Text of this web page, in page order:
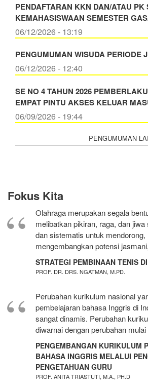
PENDAFTARAN KKN DAN/ATAU PK
KEMAHASISWAAN SEMESTER
06/12/2026 - 13:19
PENGUMUMAN WISUDA PERIODE
06/12/2026 - 12:40
SE NO 4 TAHUN 2026
EMPAT PINTU AKSES KELUAR
06/09/2026 - 19:44
PENGUMUMAN
Fokus Kita
Olahraga merupakan segala
melibatkan pikiran, raga, dan
dan sistematis untuk
mengembangkan potensi
STRATEGI PEMBINAAN TENIS
PROF. DR. DRS. NGATMAN, M.PD.
Perubahan kurikulum nasional
pembelajaran bahasa Inggris di
sangat dinamis. Perubahan
diwarnai dengan perubahan
PENGEMBANGAN KURIKULUM
BAHASA INGGRIS MELALUI
PENGETAHUAN GURU
PROF. ANITA TRIASTUTI, M.A., PH.D